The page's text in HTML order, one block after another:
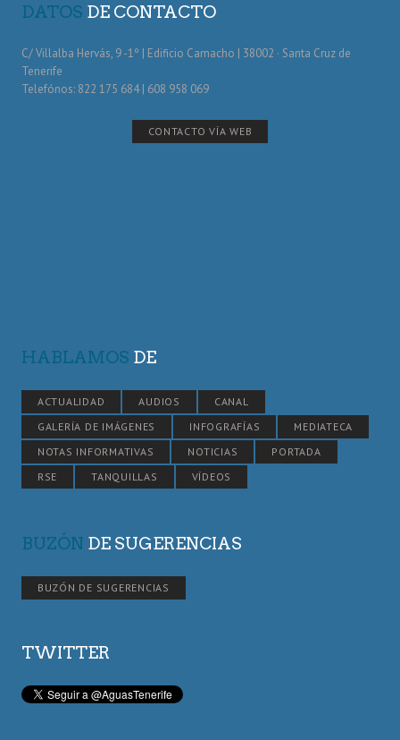
DATOS DE CONTACTO
C/ Villalba Hervás, 9 -1º | Edificio Camacho | 38002 · Santa Cruz de
Tenerife
Telefónos: 822 175 684 | 608 958 069
CONTACTO VÍA WEB
HABLAMOS DE
ACTUALIDAD AUDIOS
CANAL
GALERÍA DE IMÁGENES
INFOGRAFÍAS
MEDIATECA
NOTAS INFORMATIVAS
NOTICIAS
PORTADA
RSE
TANQUILLAS VÍDEOS
BUZÓN DE SUGERENCIAS
BUZÓN DE SUGERENCIAS
TWITTER